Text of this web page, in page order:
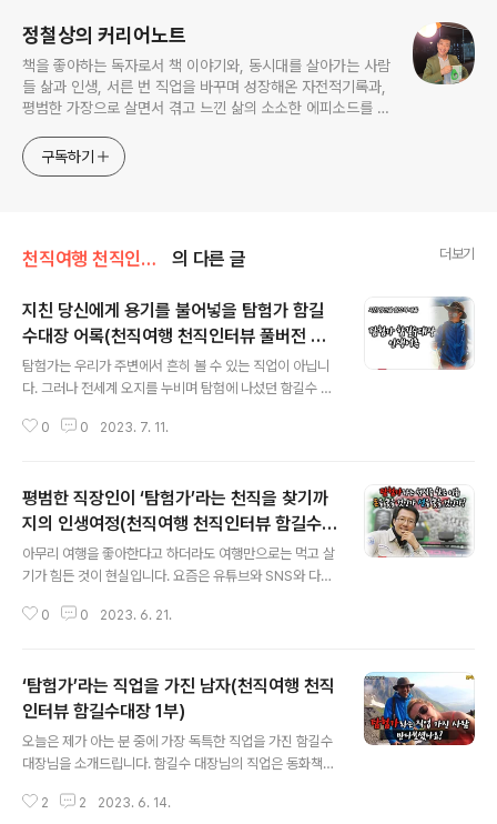
정철상의 커리어노트
책을 좋아하는 독자로서 책 이야기와, 동시대를 살아가는 사람
들 삶과 인생, 서른 번 직업을 바꾸며 성장해온 자전적기록과,
평범한 가장으로 살면서 겪고 느낀 삶의 소소한 에피소드를 전
고픈 커리어코치, 유튜브: 정교수의 인생수업
구독하기
천직여행 천직인터뷰 의 다른 글 더보기
지친 당신에게 용기를 불어넣을 탐험가 함길
수대장 어록(천직여행 천직인터뷰 풀버전 영
상)
탐험가는 우리가 주변에서 흔히 볼 수 있는 직업이 아닙니
다. 그러나 전세계 오지를 누비며 탐험에 나섰던 함길수 대
사람은 모두 탐험가다!”라고요. 저는 자신만의 천직을 찾으
나갔는지 일과 삶의 진솔한 교훈을 전하기 위해 천직여행
천직인터뷰 코너를 운영하고 있습니다. 함길수 대장님과 1
시간 30여분 가량 인터뷰를 했는데요. 그 과정에서 참 놀
라운 배움을 얻었습니다. 원고도 보지 않으시고 말을 하는
데요. 그 모두가 다 어록이라고 불러도 좋을 정도의 내용들
이었습니다. 중간중간 유머와 위트 있는 말도 있지 않으셔
0 0 2023. 7. 11.
평범한 직장인이 ‘탐험가’라는 천직을 찾기까
지의 인생여정(천직여행 천직인터뷰 함길수대
장 2부)
아무리 여행을 좋아한다고 하더라도 여행만으로는 먹고 살
기가 힘든 것이 현실입니다. 요즘은 유튜브와 SNS와 다양
그런 일들이 사실상 불가능해 보이는 시대였습니다. 불가
끼쳐드리고 싶지 않은 마음에 청년 함길수는 취업을 선택
합니다. 그것도 대기업으로요. 대기업에 원서를 넣는 족족
취업할 수 있었던 것도 그의 독특한 여행경력 덕분이었습
니다. 우리나라의 거의 모든 대기업들이 해외시장에 목말
생활에서부터 독립해서 탐험가로의 변신에 이르기까지 어
0 0 2023. 6. 21.
‘탐험가’라는 직업을 가진 남자(천직여행 천직
인터뷰 함길수대장 1부)
오늘은 제가 아는 분 중에 가장 독특한 직업을 가진 함길수
대장님을 소개드립니다. 함길수 대장님의 직업은 동화책으
체를 정의내리기도 어렵고 일반인들의 머릿속으로는 어렴
2 2 2023. 6. 14.